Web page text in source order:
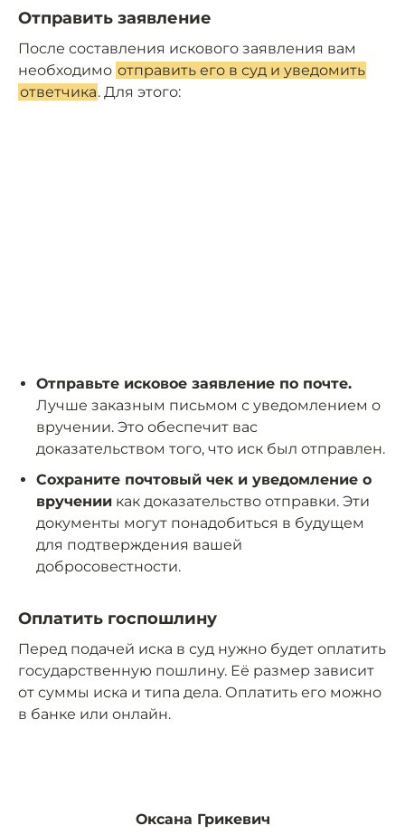
Отправить заявление
После составления искового заявления вам
необходимо отправить его в суд и уведомить
ответчика. Для этого:
Отправьте исковое заявление по почте.
Лучше заказным письмом с уведомлением о
вручении. Это обеспечит вас
доказательством того, что иск был отправлен.
Сохраните почтовый чек и уведомление о
вручении как доказательство отправки. Эти
документы могут понадобиться в будущем
для подтверждения вашей
добросовестности.
Оплатить госпошлину
Перед подачей иска в суд нужно будет оплатить
государственную пошлину. Её размер зависит
от суммы иска и типа дела. Оплатить его можно
в банке или онлайн.
Оксана Грикевич